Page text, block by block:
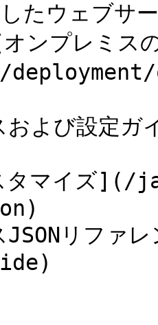
たウェブサ
ンプレミス
よび設定ガ
タマイズ
JSONリフ